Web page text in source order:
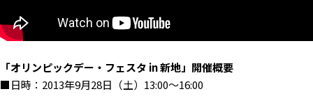
「オリンピックデー・フェスタ in 新地」開催概要
■日時：2013年9月28日（土）13:00〜16:00